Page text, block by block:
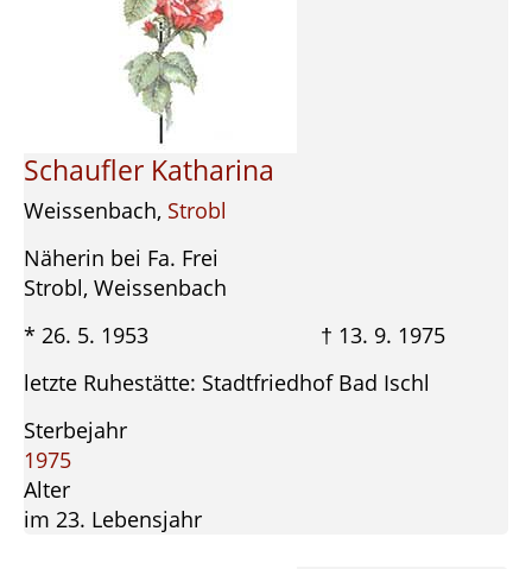
Schaufler Katharina
Weissenbach, Strobl
Näherin bei Fa. Frei
Strobl, Weissenbach
* 26. 5. 1953 † 13. 9. 1975
letzte Ruhestätte: Stadtfriedhof Bad Ischl
Sterbejahr
1975
Alter
im 23. Lebensjahr